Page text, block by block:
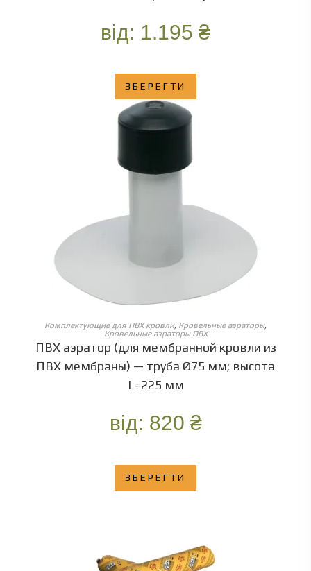
від: 1.195 ₴
ЗБЕРЕГТИ
ОБЕРІТЬ ОПЦІЇ
Комплектующие для ПВХ кровли, Кровельные аэраторы,
Кровельные аэраторы ПВХ
ПВХ аэратор (для мембранной кровли из
ПВХ мембраны) — труба Ø75 мм; высота
L=225 мм
від: 820 ₴
ЗБЕРЕГТИ